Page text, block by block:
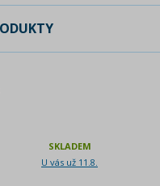
SKLADEM
U vás už 11.8.